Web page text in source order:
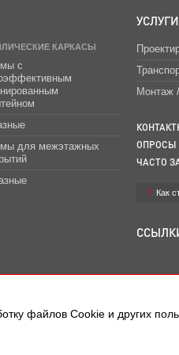
КАРКАСЫ
с
для межэтажных
УСЛУГИ
Монтаж
ОПРОСЫ
ЧАСТО
Как
файлов Сookie и других